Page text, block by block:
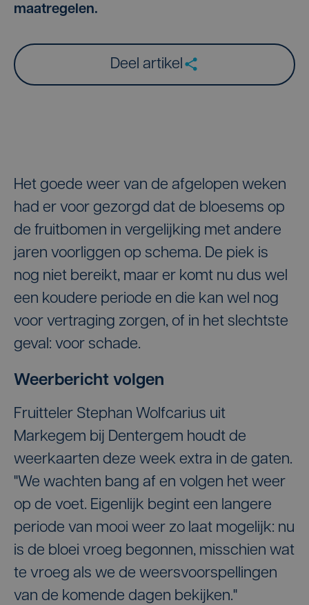
maatregelen.
Deel artikel
Het goede weer van de afgelopen weken
had er voor gezorgd dat de bloesems op
de fruitbomen in vergelijking met andere
jaren voorliggen op schema. De piek is
nog niet bereikt, maar er komt nu dus wel
een koudere periode en die kan wel nog
voor vertraging zorgen, of in het slechtste
geval: voor schade.
Weerbericht volgen
Fruitteler Stephan Wolfcarius uit
Markegem bij Dentergem houdt de
weerkaarten deze week extra in de gaten.
"We wachten bang af en volgen het weer
op de voet. Eigenlijk begint een langere
periode van mooi weer zo laat mogelijk: nu
is de bloei vroeg begonnen, misschien wat
te vroeg als we de weersvoorspellingen
van de komende dagen bekijken."